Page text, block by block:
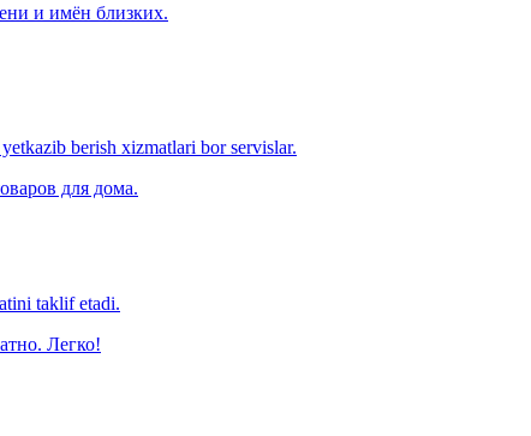
и имён близких.
berish xizmatlari bor servislar.
для дома.
taklif etadi.
Легко!